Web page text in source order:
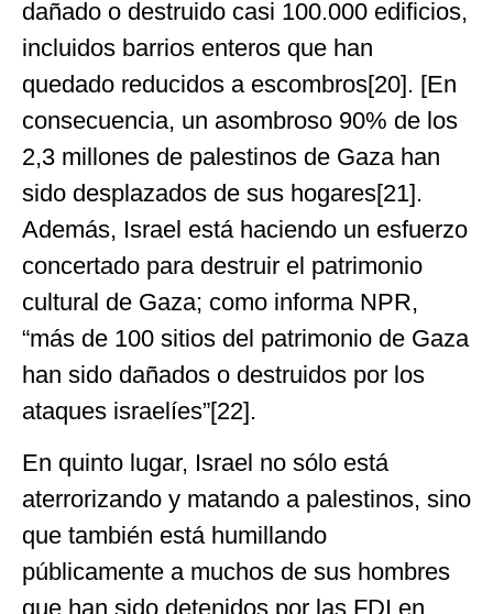
dañado o destruido casi 100.000 edificios,
incluidos barrios enteros que han
quedado reducidos a escombros[20]. [En
consecuencia, un asombroso 90% de los
2,3 millones de palestinos de Gaza han
sido desplazados de sus hogares[21].
Además, Israel está haciendo un esfuerzo
concertado para destruir el patrimonio
cultural de Gaza; como informa NPR,
“más de 100 sitios del patrimonio de Gaza
han sido dañados o destruidos por los
ataques israelíes”[22].
En quinto lugar, Israel no sólo está
aterrorizando y matando a palestinos, sino
que también está humillando
públicamente a muchos de sus hombres
que han sido detenidos por las FDI en